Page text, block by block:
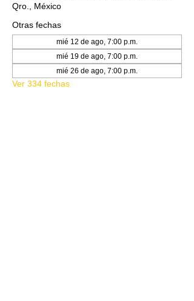
Qro., México
Otras fechas
mié 12 de ago, 7:00 p.m.
mié 19 de ago, 7:00 p.m.
mié 26 de ago, 7:00 p.m.
Ver 334 fechas